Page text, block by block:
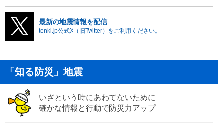
最新の地震情報を配信
tenki.jp公式X（旧Twitter）をご利用ください。
「知る防災」地震
いざという時にあわてないために
確かな情報と行動で防災力アップ